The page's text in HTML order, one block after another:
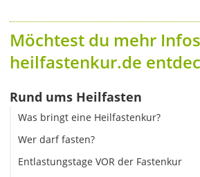
Möchtest du mehr
heilfastenkur.de
Rund ums Heilfasten
Was bringt eine Heilfastenkur?
Wer darf fasten?
Entlastungstage VOR der Fastenkur